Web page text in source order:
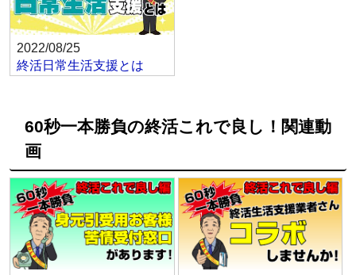
2022/08/25
終活日常生活支援とは
60秒一本勝負の終活これで良し！関連動
画